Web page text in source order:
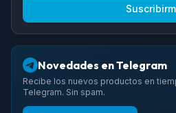
Novedades en Telegram
Recibe los nuevos productos en
Telegram. Sin spam.